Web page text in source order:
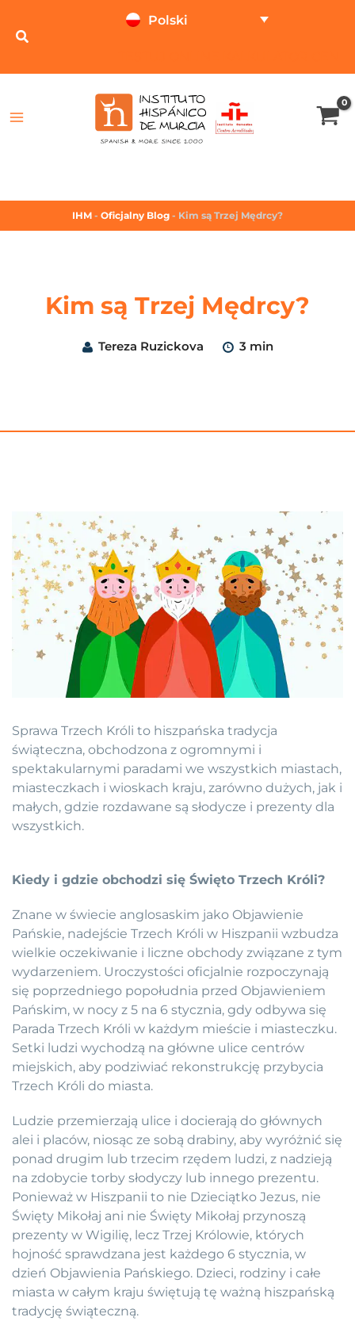
Polski
IHM - Oficjalny Blog - Kim są Trzej Mędrcy?
Kim są Trzej Mędrcy?
Tereza Ruzickova 3 min
Sprawa Trzech Króli to hiszpańska tradycja
świąteczna, obchodzona z ogromnymi i
spektakularnymi paradami we wszystkich miastach,
miasteczkach i wioskach kraju, zarówno dużych, jak i
małych, gdzie rozdawane są słodycze i prezenty dla
wszystkich.
Kiedy i gdzie obchodzi się Święto Trzech Króli?
Znane w świecie anglosaskim jako Objawienie
Pańskie, nadejście Trzech Króli w Hiszpanii wzbudza
wielkie oczekiwanie i liczne obchody związane z tym
wydarzeniem. Uroczystości oficjalnie rozpoczynają
się poprzedniego popołudnia przed Objawieniem
Pańskim, w nocy z 5 na 6 stycznia, gdy odbywa się
Parada Trzech Króli w każdym mieście i miasteczku.
Setki ludzi wychodzą na główne ulice centrów
miejskich, aby podziwiać rekonstrukcję przybycia
Trzech Króli do miasta.
Ludzie przemierzają ulice i docierają do głównych
alei i placów, niosąc ze sobą drabiny, aby wyróżnić się
ponad drugim lub trzecim rzędem ludzi, z nadzieją
na zdobycie torby słodyczy lub innego prezentu.
Ponieważ w Hiszpanii to nie Dzieciątko Jezus, nie
Święty Mikołaj ani nie Święty Mikołaj przynoszą
prezenty w Wigilię, lecz Trzej Królowie, których
hojność sprawdzana jest każdego 6 stycznia, w
dzień Objawienia Pańskiego. Dzieci, rodziny i całe
miasta w całym kraju świętują tę ważną hiszpańską
tradycję świąteczną.